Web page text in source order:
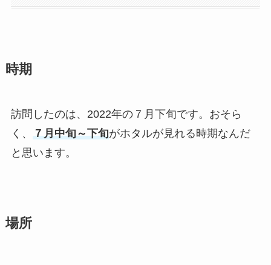
時期
訪問したのは、2022年の７月下旬です。おそら
く、 ７月中旬～下旬がホタルが見れる時期なんだ
と思います。
場所